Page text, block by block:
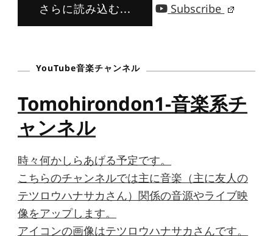
さらに読み込む... Subscribe
YouTube音楽チャンネル
Tomohirondon1-音楽系チ
ャンネル
時々何かしらあげる予定です。
こちらのチャンネルでは主に音楽（主に友人の
テツロウハナサカさん）関係の音源やライブ映
像をアップします。
アイコンの画像はテツロウハナサカさんです。